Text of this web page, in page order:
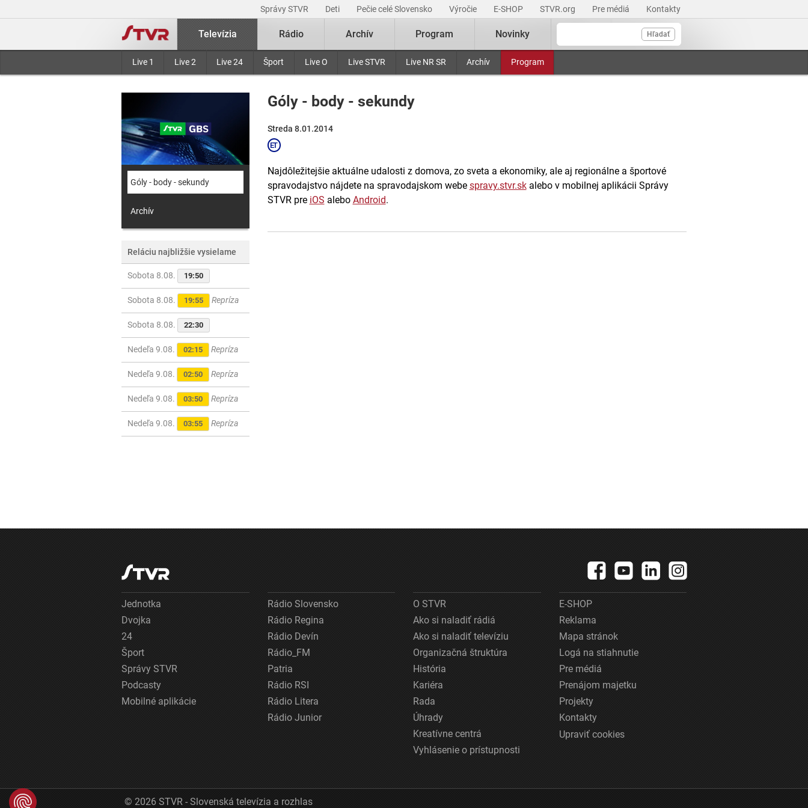
Správy STVR Deti Pečie celé Slovensko Výročie E-SHOP STVR.org Pre médiá Kontakty
Hľadať
Televízia
Live 1 Live 2 Live 24 Šport Live O Live STVR Live NR SR Archív Program
Rádio Archív Program Novinky
Góly - body - sekundy
Archív
Reláciu najbližšie vysielame
Sobota 8.08. 19:50
Sobota 8.08. 19:55 Repríza
Sobota 8.08. 22:30
Nedeľa 9.08. 02:15 Repríza
Nedeľa 9.08. 02:50 Repríza
Nedeľa 9.08. 03:50 Repríza
Nedeľa 9.08. 03:55 Repríza
Góly - body - sekundy
Streda 8.01.2014
Najdôležitejšie aktuálne udalosti z domova, zo sveta a ekonomiky, ale aj regionálne a športové
spravodajstvo nájdete na spravodajskom webe spravy.stvr.skalebo v mobilnej aplikácii Správy
STVR pre iOS alebo Android.
Jednotka
Dvojka
24
Šport
Správy STVR
Podcasty
Mobilné aplikácie
Rádio Slovensko
Rádio Regina
Rádio Devín
Rádio_FM
Patria
Rádio RSI
Rádio Litera
Rádio Junior
O STVR
Ako si naladiť rádiá
Ako si naladiť televíziu
Organizačná štruktúra
História
Kariéra
Rada
Úhrady
Kreatívne centrá
Vyhlásenie o prístupnosti
E-SHOP
Reklama
Mapa stránok
Logá na stiahnutie
Pre médiá
Prenájom majetku
Projekty
Kontakty
Upraviť cookies
© 2026 STVR - Slovenská televízia a rozhlas